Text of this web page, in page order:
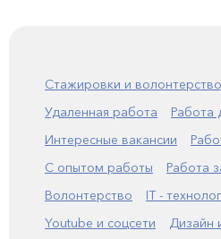
Стажировки и волонтерство
Удаленная работа
Работа
Интересные вакансии
С опытом работы
Работа
Волонтерство
IT -
Youtube и соцсети
Дизайн